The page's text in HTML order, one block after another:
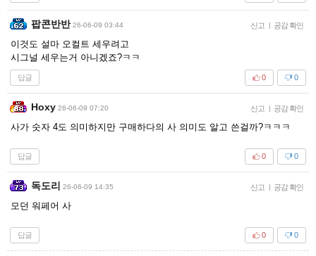
팝콘반반 26-06-09 03:44 신고 | 공감 확인
이것도 설마 오컬트 세우려고
시그널 세우는거 아니겠죠?ㅋㅋ
답글 0
0
Hoxy 26-06-09 07:20 신고 | 공감 확인
사가 숫자 4도 의미하지만 구매하다의 사 의미도 알고 쓴걸까?ㅋㅋㅋ
답글 0
0
독도리 26-06-09 14:35 신고 | 공감 확인
모던 워페어 사
답글 0
0